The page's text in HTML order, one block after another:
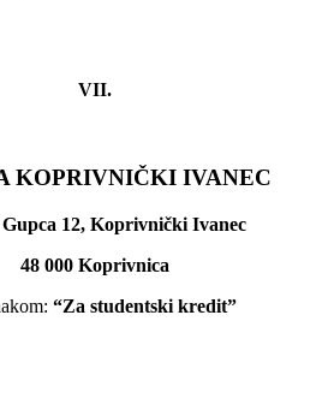
VII.
KOPRIVNIČKI IVANEC
12, Koprivnički Ivanec
48 000 Koprivnica
“Za studentski kredit”